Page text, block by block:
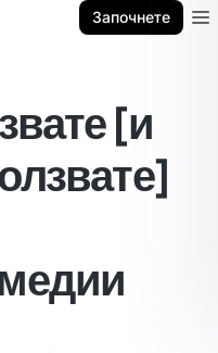
Започнете
[и